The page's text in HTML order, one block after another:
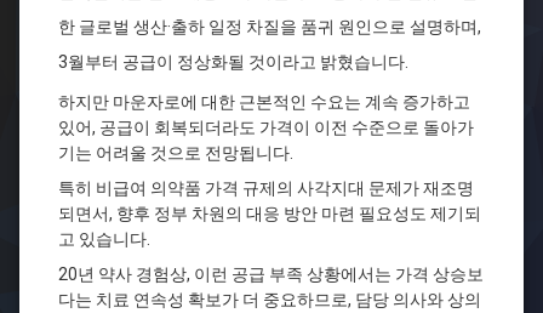
한 글로벌 생산·출하 일정 차질을 품귀 원인으로 설명하며,
3월부터 공급이 정상화될 것이라고 밝혔습니다.
하지만 마운자로에 대한 근본적인 수요는 계속 증가하고
있어, 공급이 회복되더라도 가격이 이전 수준으로 돌아가
기는 어려울 것으로 전망됩니다.
특히 비급여 의약품 가격 규제의 사각지대 문제가 재조명
되면서, 향후 정부 차원의 대응 방안 마련 필요성도 제기되
고 있습니다.
20년 약사 경험상, 이런 공급 부족 상황에서는 가격 상승보
다는 치료 연속성 확보가 더 중요하므로, 담당 의사와 상의